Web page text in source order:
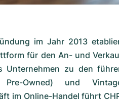
im Jahr 2013
für den An- und
Unternehmen zu den
Pre-Owned) und
im Online-Handel führt